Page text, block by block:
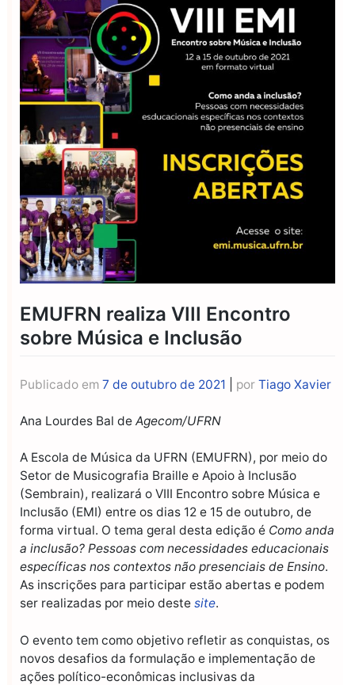
EMUFRN realiza VIII Encontro
sobre Música e Inclusão
Publicado em 7 de outubro de 2021 por Tiago Xavier
Ana Lourdes Bal de Agecom/UFRN
A Escola de Música da UFRN (EMUFRN), por meio do
Setor de Musicografia Braille e Apoio à Inclusão
(Sembrain), realizará o VIII Encontro sobre Música e
Inclusão (EMI) entre os dias 12 e 15 de outubro, de
forma virtual. O tema geral desta edição é Como anda
a inclusão? Pessoas com necessidades educacionais
específicas nos contextos não presenciais de Ensino.
As inscrições para participar estão abertas e podem
ser realizadas por meio deste site.
O evento tem como objetivo refletir as conquistas, os
novos desafios da formulação e implementação de
ações político-econômicas inclusivas da